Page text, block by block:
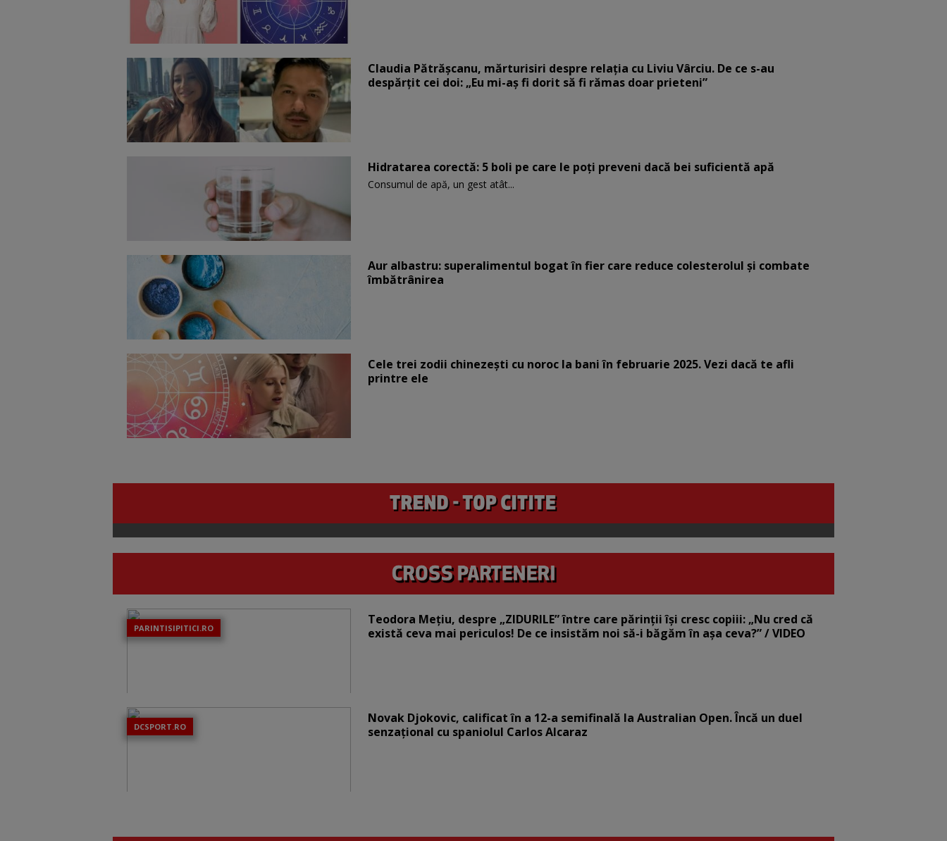
Claudia Pătrășcanu, mărturisiri despre relația cu Liviu Vârciu. De ce s-au
despărțit cei doi: „Eu mi-aș fi dorit să fi rămas doar prieteni”
Hidratarea corectă: 5 boli pe care le poți preveni dacă bei suficientă apă
Consumul de apă, un gest atât...
Aur albastru: superalimentul bogat în fier care reduce colesterolul și combate
îmbătrânirea
Cele trei zodii chinezești cu noroc la bani în februarie 2025. Vezi dacă te afli
printre ele
PARINTISIPITICI.RO
Teodora Mețiu, despre „ZIDURILE” între care părinții își cresc copiii: „Nu cred că
există ceva mai periculos! De ce insistăm noi să-i băgăm în așa ceva?” / VIDEO
DCSPORT.RO
Novak Djokovic, calificat în a 12-a semifinală la Australian Open. Încă un duel
senzațional cu spaniolul Carlos Alcaraz